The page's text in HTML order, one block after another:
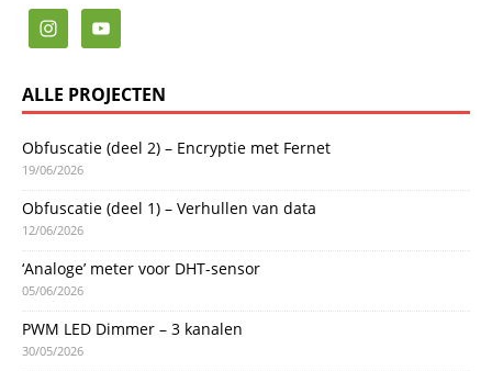
ALLE PROJECTEN
Obfuscatie (deel 2) – Encryptie met Fernet
19/06/2026
Obfuscatie (deel 1) – Verhullen van data
12/06/2026
‘Analoge’ meter voor DHT-sensor
05/06/2026
PWM LED Dimmer – 3 kanalen
30/05/2026